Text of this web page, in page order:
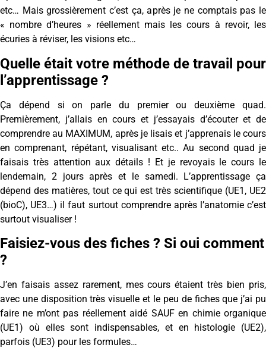
etc… Mais grossièrement c’est ça, après je ne comptais pas le
« nombre d’heures » réellement mais les cours à revoir, les
écuries à réviser, les visions etc…
Quelle était votre méthode de travail pour
l’apprentissage ?
Ça dépend si on parle du premier ou deuxième quad.
Premièrement, j’allais en cours et j’essayais d’écouter et de
comprendre au MAXIMUM, après je lisais et j’apprenais le cours
en comprenant, répétant, visualisant etc.. Au second quad je
faisais très attention aux détails ! Et je revoyais le cours le
lendemain, 2 jours après et le samedi. L’apprentissage ça
dépend des matières, tout ce qui est très scientifique (UE1, UE2
(bioC), UE3…) il faut surtout comprendre après l’anatomie c’est
surtout visualiser !
Faisiez-vous des fiches ? Si oui comment
?
J’en faisais assez rarement, mes cours étaient très bien pris,
avec une disposition très visuelle et le peu de fiches que j’ai pu
faire ne m’ont pas réellement aidé SAUF en chimie organique
(UE1) où elles sont indispensables, et en histologie (UE2),
parfois (UE3) pour les formules…